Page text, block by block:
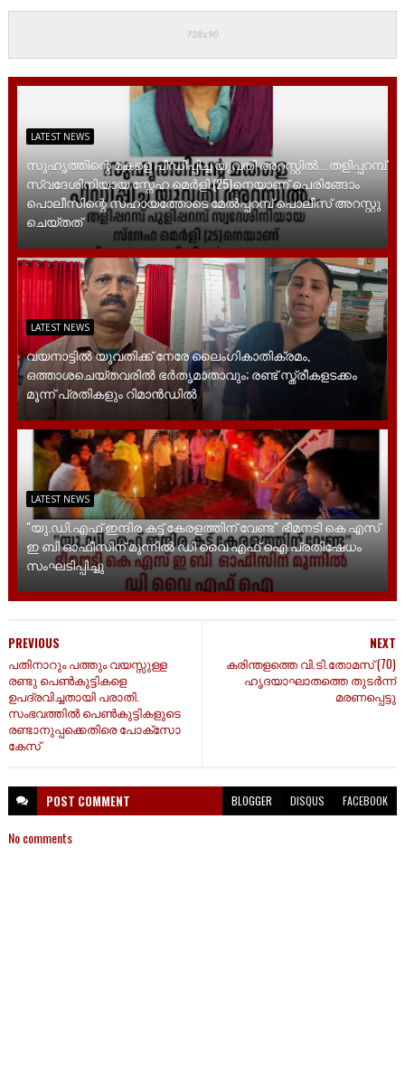
LATEST NEWS
സുഹൃത്തിന്റെ മകളെ പീഡിപ്പിച്ച യുവതി അറസ്റ്റിൽ... തളിപ്പറമ്പ്
സ്വദേശിനിയായ സ്നേഹ മെർളി (25)നെയാണ് പെരിങ്ങോം
പൊലീസിന്റെ സഹായത്തോടെ മേൽപ്പറമ്പ് പൊലീസ് അറസ്റ്റു
ചെയ്തത്
LATEST NEWS
വയനാട്ടിൽ യുവതിക്ക് നേരേ ലൈം​ഗികാതിക്രമം,
ഒത്താശചെയ്തവരിൽ ഭർതൃമാതാവും; രണ്ട് സ്ത്രീകളടക്കം
മൂന്ന് പ്രതികളും റിമാൻഡിൽ
LATEST NEWS
"യു.ഡി.എഫ് ഇന്ദിര കട്ട് കേരളത്തിന് വേണ്ട" ഭീമനടി കെ എസ്
ഇ ബി ഓഫീസിന് മുന്നിൽ ഡി വൈ എഫ് ഐ പ്രതിഷേധം
സംഘടിപ്പിച്ചു
NEXT
കരിന്തളത്തെ വി.ടി.തോമസ് (70)
ഹൃദയാഘാതത്തെ തുടർന്ന്
മരണപ്പെട്ടു
PREVIOUS
പതിനാറും പത്തും വയസ്സുള്ള
രണ്ടു പെൺകുട്ടികളെ
ഉപദ്രവിച്ചതായി പരാതി.
സംഭവത്തിൽ പെൺകുട്ടികളുടെ
രണ്ടാനുപ്പക്കെതിരെ പോക്‌സോ
കേസ്
POST COMMENT BLOGGER DISQUS FACEBOOK
No comments